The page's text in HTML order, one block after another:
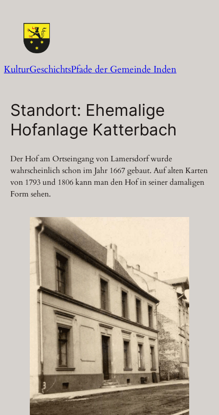
Inhalt
springen
KulturGeschichtsPfade der Gemeinde Inden
Standort: Ehemalige
Hofanlage Katterbach
Der Hof am Ortseingang von Lamersdorf wurde
wahrscheinlich schon im Jahr 1667 gebaut. Auf alten Karten
von 1793 und 1806 kann man den Hof in seiner damaligen
Form sehen.